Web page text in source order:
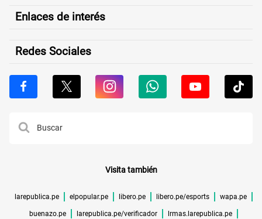
Enlaces de interés
Redes Sociales
Visita también
larepublica.pe elpopular.pe libero.pe libero.pe/esports wapa.pe
buenazo.pe larepublica.pe/verificador lrmas.larepublica.pe